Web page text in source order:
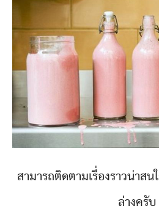
สามารถติดตามเรื่องราวน่าสน
ล่างครับ